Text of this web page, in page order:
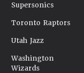
Supersonics
Toronto Raptors
Utah Jazz
Washington
Wizards